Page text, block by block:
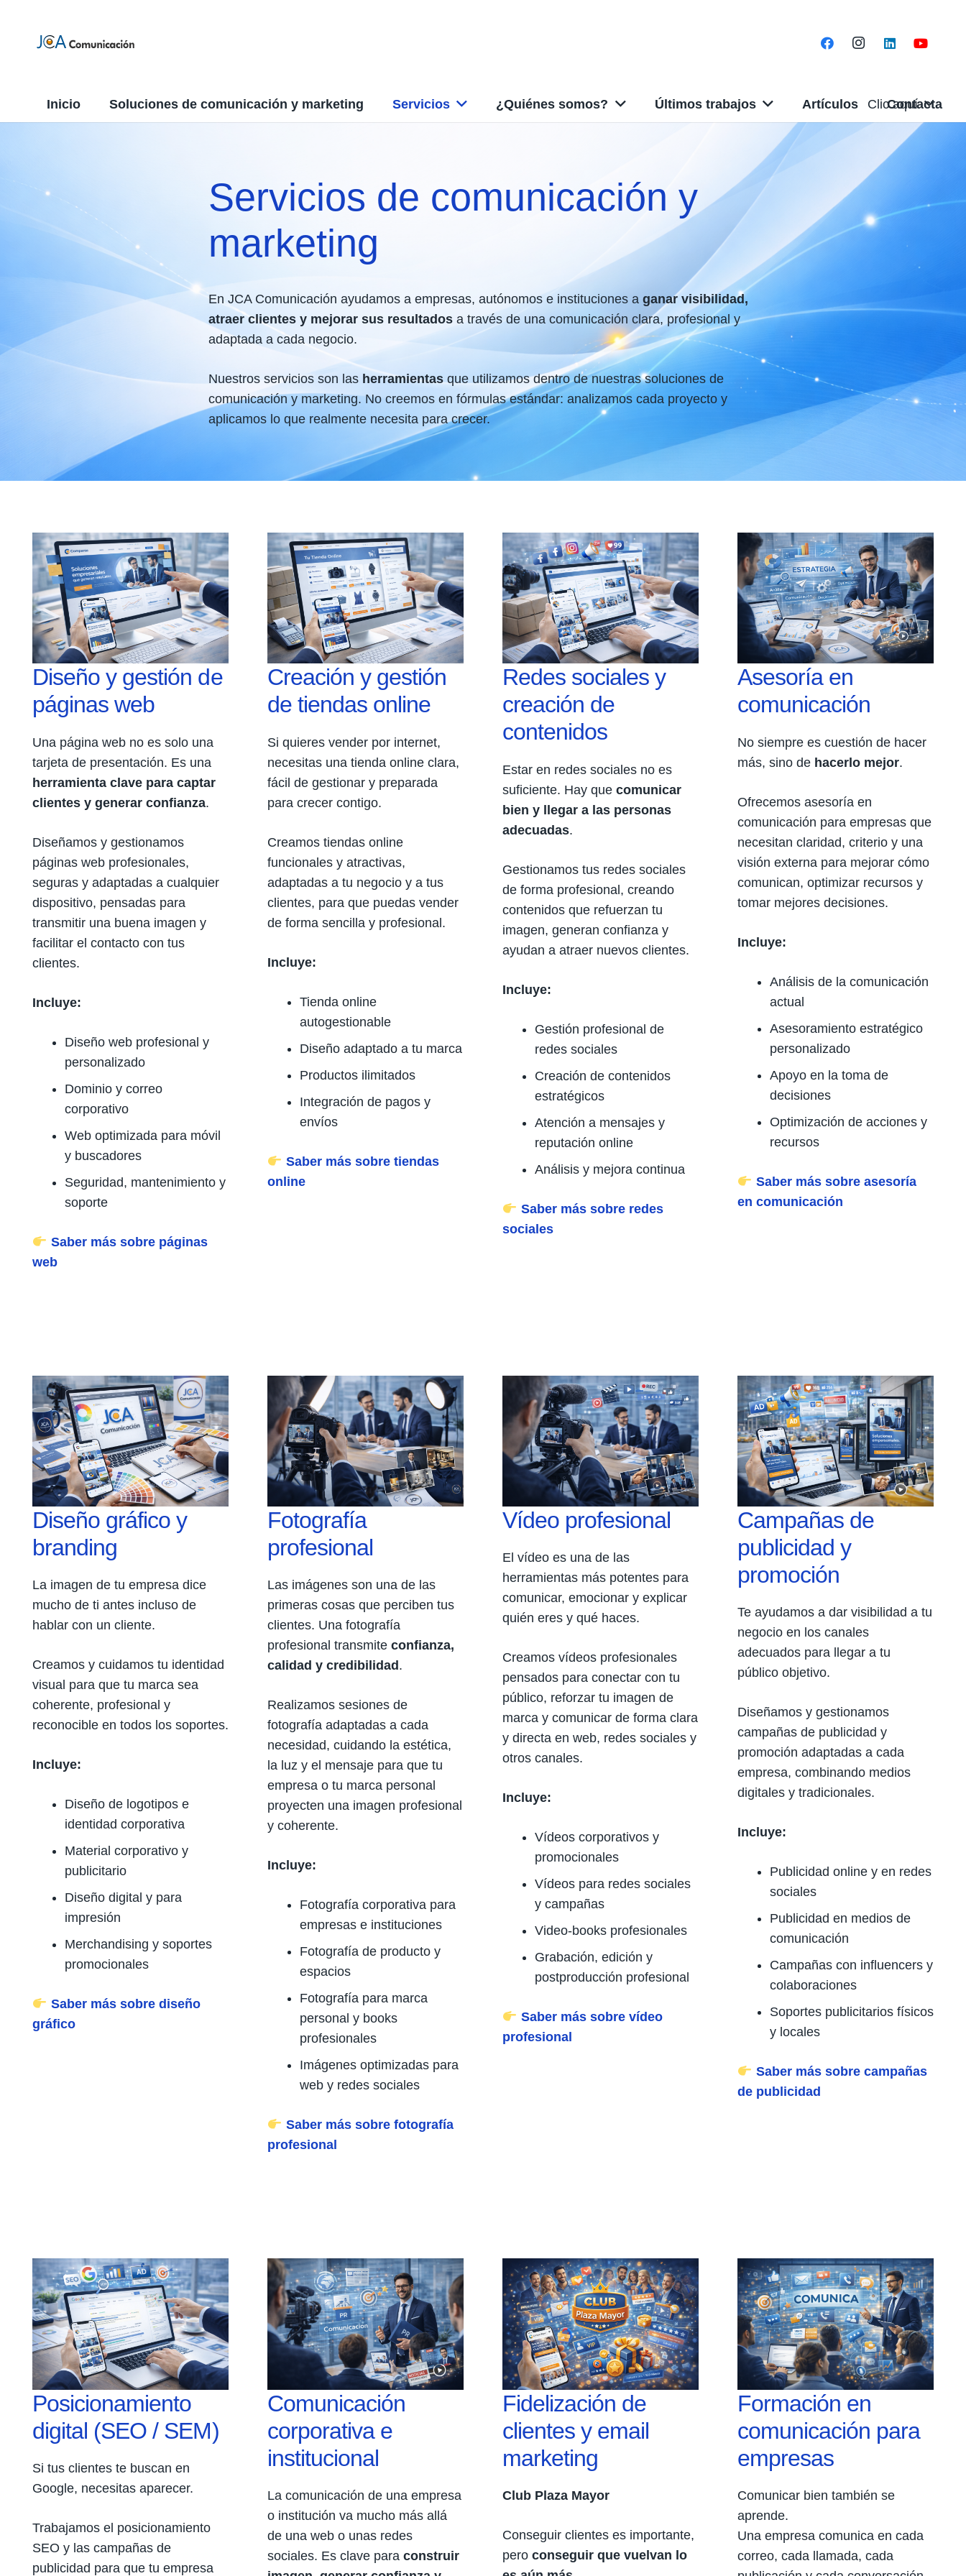
Inicio Soluciones de comunicación y marketing Servicios ¿Quiénes somos? Últimos trabajos Artículos Contacta
Clic aquí
Servicios de comunicación y
marketing
En JCA Comunicación ayudamos a empresas, autónomos e instituciones a ganar visibilidad,
atraer clientes y mejorar sus resultados a través de una comunicación clara, profesional y
adaptada a cada negocio.
Nuestros servicios son las herramientasque utilizamos dentro de nuestras soluciones de
comunicación y marketing. No creemos en fórmulas estándar: analizamos cada proyecto y
aplicamos lo que realmente necesita para crecer.
Diseño y gestión de
páginas web
Una página web no es solo una
tarjeta de presentación. Es una
herramienta clave para captar
clientes y generar confianza.
Diseñamos y gestionamos
páginas web profesionales,
seguras y adaptadas a cualquier
dispositivo, pensadas para
transmitir una buena imagen y
facilitar el contacto con tus
clientes.
Incluye:
Diseño web profesional y
personalizado
Dominio y correo
corporativo
Web optimizada para móvil
y buscadores
Seguridad, mantenimiento y
soporte
Saber más sobre páginas
web
Creación y gestión
de tiendas online
Si quieres vender por internet,
necesitas una tienda online clara,
fácil de gestionar y preparada
para crecer contigo.
Creamos tiendas online
funcionales y atractivas,
adaptadas a tu negocio y a tus
clientes, para que puedas vender
de forma sencilla y profesional.
Incluye:
Tienda online
autogestionable
Diseño adaptado a tu marca
Productos ilimitados
Integración de pagos y
envíos
Saber más sobre tiendas
online
Redes sociales y
creación de
contenidos
Estar en redes sociales no es
suficiente. Hay que comunicar
bien y llegar a las personas
adecuadas.
Gestionamos tus redes sociales
de forma profesional, creando
contenidos que refuerzan tu
imagen, generan confianza y
ayudan a atraer nuevos clientes.
Incluye:
Gestión profesional de
redes sociales
Creación de contenidos
estratégicos
Atención a mensajes y
reputación online
Análisis y mejora continua
Saber más sobre redes
sociales
Asesoría en
comunicación
No siempre es cuestión de hacer
más, sino de hacerlo mejor.
Ofrecemos asesoría en
comunicación para empresas que
necesitan claridad, criterio y una
visión externa para mejorar cómo
comunican, optimizar recursos y
tomar mejores decisiones.
Incluye:
Análisis de la comunicación
actual
Asesoramiento estratégico
personalizado
Apoyo en la toma de
decisiones
Optimización de acciones y
recursos
Saber más sobre asesoría
en comunicación
Diseño gráfico y
branding
La imagen de tu empresa dice
mucho de ti antes incluso de
hablar con un cliente.
Creamos y cuidamos tu identidad
visual para que tu marca sea
coherente, profesional y
reconocible en todos los soportes.
Incluye:
Diseño de logotipos e
identidad corporativa
Material corporativo y
publicitario
Diseño digital y para
impresión
Merchandising y soportes
promocionales
Saber más sobre diseño
gráfico
Fotografía
profesional
Las imágenes son una de las
primeras cosas que perciben tus
clientes. Una fotografía
profesional transmite confianza,
calidad y credibilidad .
Realizamos sesiones de
fotografía adaptadas a cada
necesidad, cuidando la estética,
la luz y el mensaje para que tu
empresa o tu marca personal
proyecten una imagen profesional
y coherente.
Incluye:
Fotografía corporativa para
empresas e instituciones
Fotografía de producto y
espacios
Fotografía para marca
personal y books
profesionales
Imágenes optimizadas para
web y redes sociales
Saber más sobre fotografía
profesional
Vídeo profesional
El vídeo es una de las
herramientas más potentes para
comunicar, emocionar y explicar
quién eres y qué haces.
Creamos vídeos profesionales
pensados para conectar con tu
público, reforzar tu imagen de
marca y comunicar de forma clara
y directa en web, redes sociales y
otros canales.
Incluye:
Vídeos corporativos y
promocionales
Vídeos para redes sociales
y campañas
Video-books profesionales
Grabación, edición y
postproducción profesional
Saber más sobre vídeo
profesional
Campañas de
publicidad y
promoción
Te ayudamos a dar visibilidad a tu
negocio en los canales
adecuados para llegar a tu
público objetivo.
Diseñamos y gestionamos
campañas de publicidad y
promoción adaptadas a cada
empresa, combinando medios
digitales y tradicionales.
Incluye:
Publicidad online y en redes
sociales
Publicidad en medios de
comunicación
Campañas con influencers y
colaboraciones
Soportes publicitarios físicos
y locales
Saber más sobre campañas
de publicidad
Posicionamiento
digital (SEO / SEM)
Si tus clientes te buscan en
Google, necesitas aparecer.
Trabajamos el posicionamiento
SEO y las campañas de
publicidad para que tu empresa
Comunicación
corporativa e
institucional
La comunicación de una empresa
o institución va mucho más allá
de una web o unas redes
sociales. Es clave para construir
Fidelización de
clientes y email
marketing
Club Plaza Mayor
Conseguir clientes es importante,
pero conseguir que vuelvan lo
Formación en
comunicación para
empresas
Comunicar bien también se
aprende.
Una empresa comunica en cada
correo, cada llamada, cada